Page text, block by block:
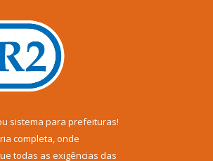
sistema para prefeituras!
completa, onde
todas as exigências das